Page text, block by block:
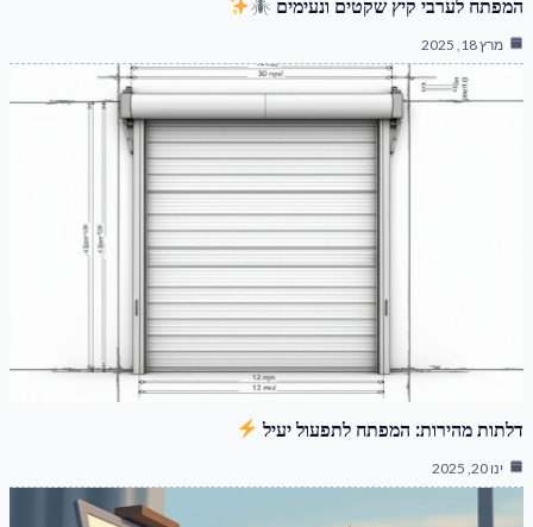
המפתח לערבי קיץ שקטים ונעימים
מרץ 18, 2025
דלתות מהירות: המפתח לתפעול יעיל
ינו 20, 2025